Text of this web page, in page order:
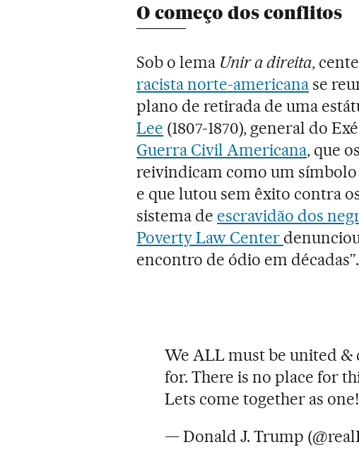
O começo dos conflitos
Sob o lema Unir a direita,
racista norte-americanase
plano de retirada de uma
Lee (1807-1870), general do
Guerra Civil Americana, que
reivindicam como um
e que lutou sem êxito contra
sistema de escravidão dos
Poverty Law Center
encontro de ódio em décadas”.
We ALL must be united &
for. There is no place for
Lets come together as one!
— Donald J. Trump